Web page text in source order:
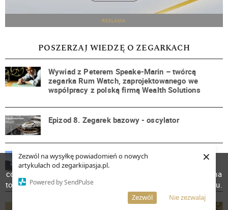
Zezwól na wysyłkę powiadomień o nowych
artykułach od zegarkiipasja.pl.
Powered by SendPulse
Nie zezwalaj
Zezwól
×
REKLAMA
POSZERZAJ WIEDZĘ O ZEGARKACH
Wywiad z Peterem Speake-Marin – twórcą
zegarka Rum Watch, zaprojektowanego we
współpracy z polską firmą Wealth Solutions
Epizod 8. Zegarek bazowy - oscylator
Roamer zmiennym jest. Relacja z wizyty u
szwajcarskiego producenta zegarków – firmy
W celu poprawienia jakości usług korzystamy z plików
cookies. Pozostanie na stronie oznacza, iż wyrażasz zgodę na
to, że pliki cookies będą przechowywane w Twoim urządzeniu.
Więcej informacji